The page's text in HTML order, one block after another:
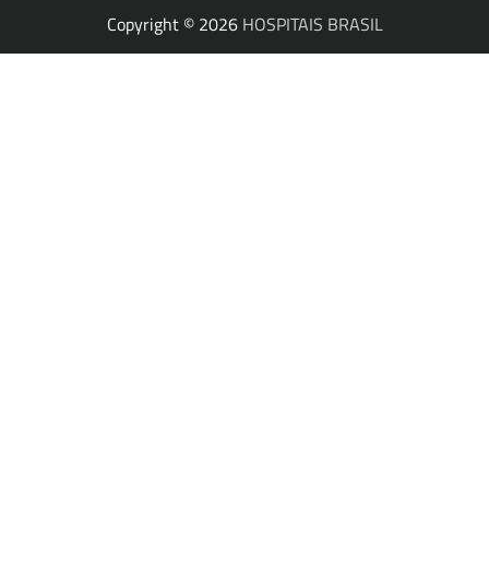
Copyright © 2026 HOSPITAIS BRASIL